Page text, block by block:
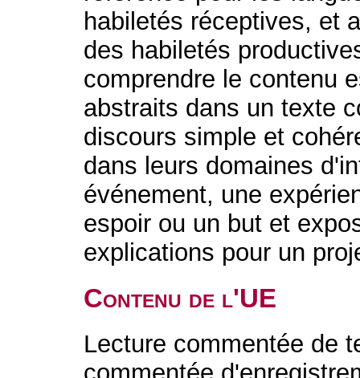
habiletés réceptives, et
des habiletés
comprendre le contenu
abstraits dans un texte
discours simple et
dans leurs domaines
événement, une
espoir ou un but et
explications pour un
Contenu de l'UE
Lecture commentée de